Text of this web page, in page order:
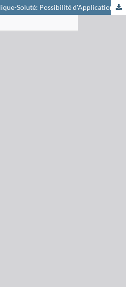
Interactions Silice Métallique-Soluté: Possibilité d'Applications en Préconcentration et en Chromatographie d'Echange de Ligands (LEC)